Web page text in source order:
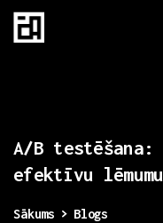
A/B testēšana:
efektīvu lēmumu
Sākums
Blogs